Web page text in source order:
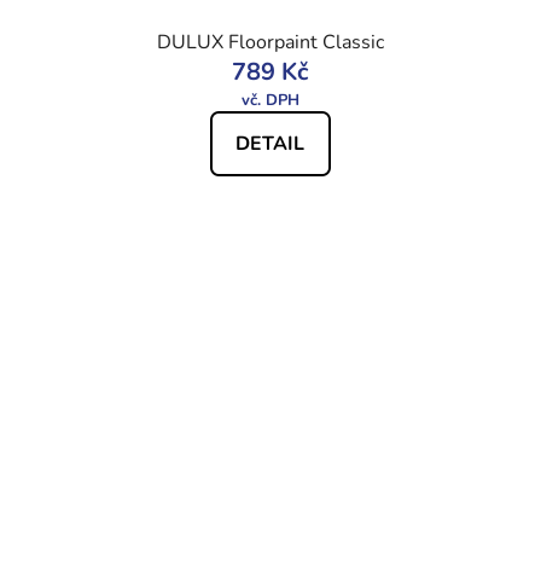
DULUX Floorpaint Classic
789 Kč
DETAIL